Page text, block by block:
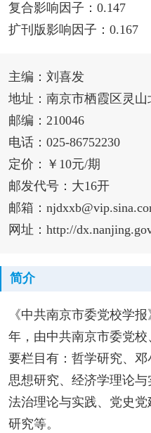
复合影响因子：0.147
扩刊版影响因子：0.167
主编：刘喜发
地址：南京市栖霞区灵山
邮编：210046
电话：025-86752230
定价：￥10元/期
邮发代号：大16开
邮箱：
网址：http://
简介
《中共南京市委党校学
年，由中共南京市委党
要栏目有：哲学研究、
思想研究、经济学理论与
法治理论与实践、党史
研究等。